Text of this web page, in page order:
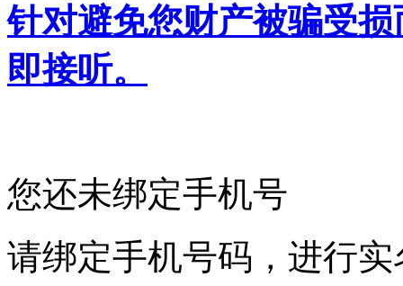
针对避免您财产被骗受
即接听。
您还未绑定手机号
请绑定手机号码，进行